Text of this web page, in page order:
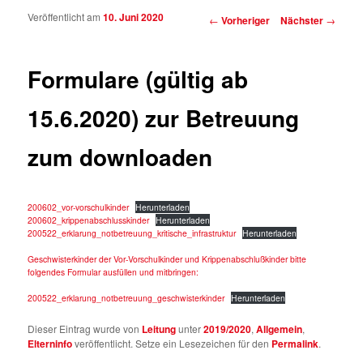
Beitragsnavigation
← Vorheriger Nächster →
Formulare (gültig ab
15.6.2020) zur Betreuung
zum downloaden
Veröffentlicht am10. Juni 2020
200602_vor-vorschulkinder Herunterladen
200602_krippenabschlusskinder Herunterladen
200522_erklarung_notbetreuung_kritische_infrastruktur Herunterladen
Geschwisterkinder der Vor-Vorschulkinder und Krippenabschlußkinder bitte
folgendes Formular ausfüllen und mitbringen:
200522_erklarung_notbetreuung_geschwisterkinder Herunterladen
Dieser Eintrag wurde von Leitungunter2019/2020,Allgemein,
Elterninfoveröffentlicht. Setze ein Lesezeichen für den Permalink.